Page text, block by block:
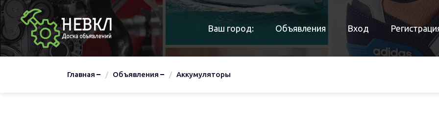
Ваш город: Объявления Вход
Главная Объявления Аккумуляторы